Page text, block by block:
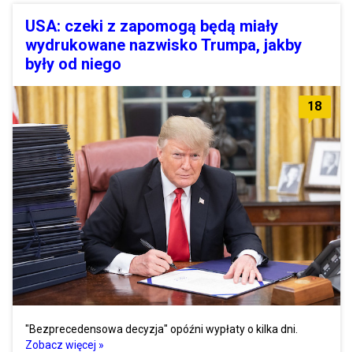
USA: czeki z zapomogą będą miały
wydrukowane nazwisko Trumpa, jakby
były od niego
18
"Bezprecedensowa decyzja" opóźni wypłaty o kilka dni.
Zobacz więcej »